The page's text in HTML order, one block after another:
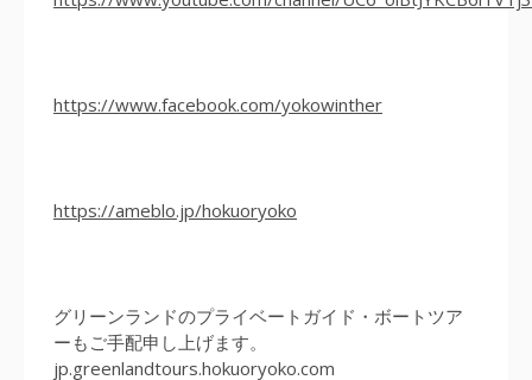
https://www.facebook.com/yokowinther
https://ameblo.jp/hokuoryoko
グリーンランドのプライベートガイド・ボートツア
ーもご手配申し上げます。
jp.greenlandtours.hokuoryoko.com